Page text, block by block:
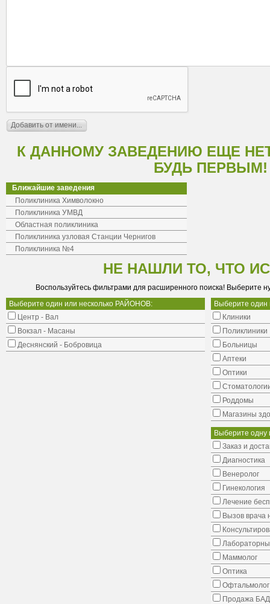
К ДАННОМУ ЗАВЕДЕНИЮ ЕЩЕ
БУДЬ ПЕРВЫМ!
Ближайшие заведения
Поликлиника Химволокно
Поликлиника УМВД
Областная поликлиника
Поликлиника узловая Станции Чернигов
Поликлиника №4
НЕ НАШЛИ ТО, ЧТО
Воспользуйтесь фильтрами для расширенного поиска! Выберите
Выберите один или несколько РАЙОНОВ:
Центр - Вал
Вокзал - Масаны
Деснянский - Бобровица
Выберите
Клиники
Поликлиники
Больницы
Аптеки
Оптики
Роддомы
Магазины
Выберите одну
Заказ и
Диагностика
Венеролог
Гинекология
Лечение
Вызов врача
Маммолог
Оптика
Офтальмолог
Продажа